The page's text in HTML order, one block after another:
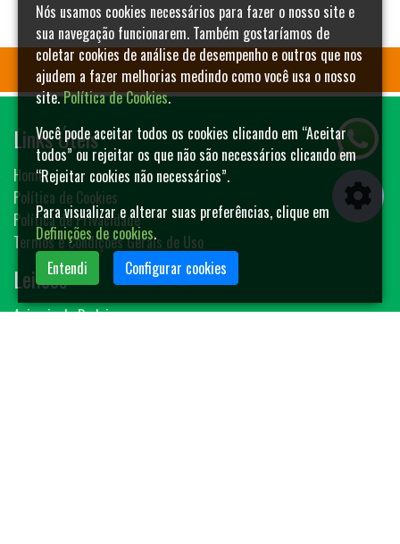
Links Úteis
Home
Política de Cookies
Política de Privacidade
Termos e Condições Gerais de Uso
Leilões
Animais de Rodeio
Nós usamos cookies necessários para fazer o nosso site e
sua navegação funcionarem. Também gostaríamos de
coletar cookies de análise de desempenho e outros que nos
ajudem a fazer melhorias medindo como você usa o nosso
site.Política de Cookies.
Você pode aceitar todos os cookies clicando em “Aceitar
todos” ou rejeitar os que não são necessários clicando em
“Rejeitar cookies não necessários”.
Para visualizar e alterar suas preferências, clique em
Definições de cookies.
Entendi
Configurar cookies